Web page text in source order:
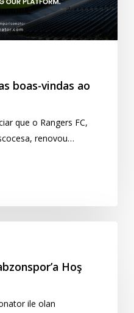
boas-vindas ao
que o Rangers FC,
renovou…
Hoş
ile olan